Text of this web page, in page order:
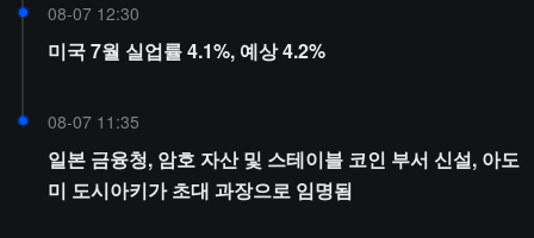
08-07 12:30
미국 7월 실업률 4.1%, 예상 4.2%
08-07 11:35
일본 금융청, 암호 자산 및 스테이블 코인 부서 신설, 아도
미 도시아키가 초대 과장으로 임명됨